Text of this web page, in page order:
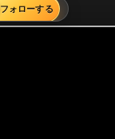
フォローする